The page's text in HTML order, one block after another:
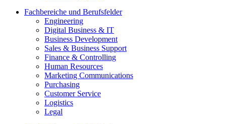
Fachbereiche und Berufsfelder
Engineering
Digital Business & IT
Business Development
Sales & Business Support
Finance & Controlling
Human Resources
Marketing Communications
Purchasing
Customer Service
Logistics
Legal